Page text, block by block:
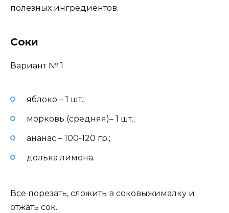
полезных ингредиентов.
Соки
Вариант № 1
яблоко – 1 шт.;
морковь (средняя)– 1 шт.;
ананас – 100-120 гр.;
долька лимона.
Все порезать, сложить в соковыжималку и
отжать сок.